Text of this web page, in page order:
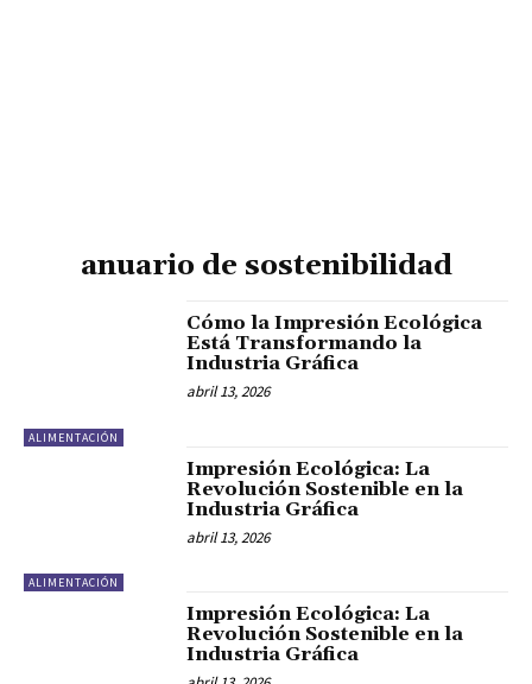
anuario de sostenibilidad
ALIMENTACIÓN
Cómo la Impresión Ecológica
Está Transformando la
Industria Gráfica
abril 13, 2026
ALIMENTACIÓN
Impresión Ecológica: La
Revolución Sostenible en la
Industria Gráfica
abril 13, 2026
Impresión Ecológica: La
Revolución Sostenible en la
Industria Gráfica